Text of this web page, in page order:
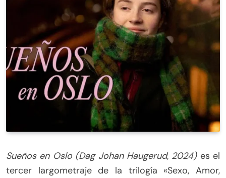
Sueños en Oslo (Dag Johan Haugerud, 2024)es el
tercer largometraje de la trilogía «Sexo, Amor,